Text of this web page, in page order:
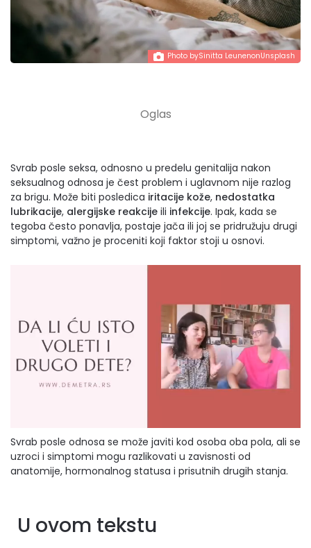
Photo bySinitta LeunenonUnsplash
Svrab posle seksa, odnosno u predelu genitalija nakon
seksualnog odnosa je čest problem i uglavnom nije razlog
za brigu. Može biti posledica iritacije kože, nedostatka
lubrikacije, alergijske reakcije ili infekcije. Ipak, kada se
tegoba često ponavlja, postaje jača ili joj se pridružuju drugi
simptomi, važno je proceniti koji faktor stoji u osnovi.
Svrab posle odnosa se može javiti kod osoba oba pola, ali se
uzroci i simptomi mogu razlikovati u zavisnosti od
anatomije, hormonalnog statusa i prisutnih drugih stanja.
U ovom tekstu